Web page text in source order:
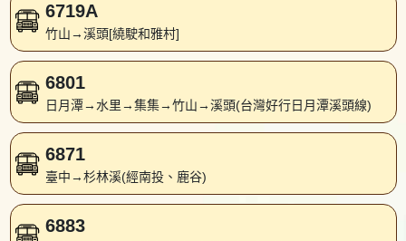
6719A
竹山→溪頭[繞駛和雅村]
6801
日月潭→水里→集集→竹山→溪頭(台灣好行日月潭溪頭線)
6871
臺中→杉林溪(經南投、鹿谷)
6883